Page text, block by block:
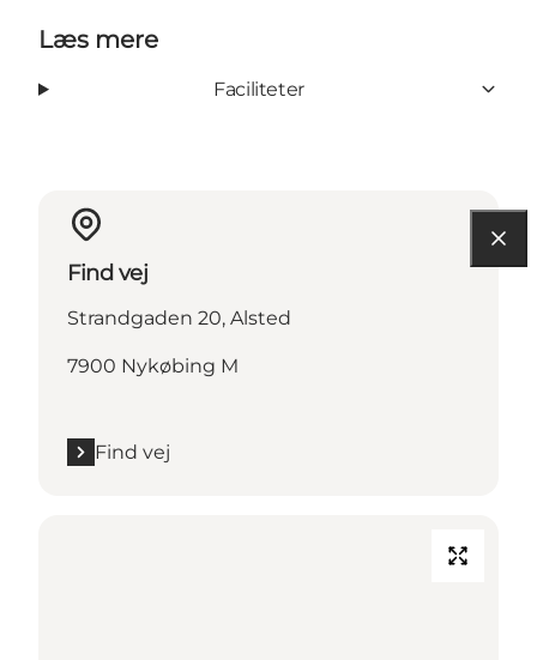
Læs mere
Faciliteter
Find vej
Strandgaden 20, Alsted
7900 Nykøbing M
Find vej